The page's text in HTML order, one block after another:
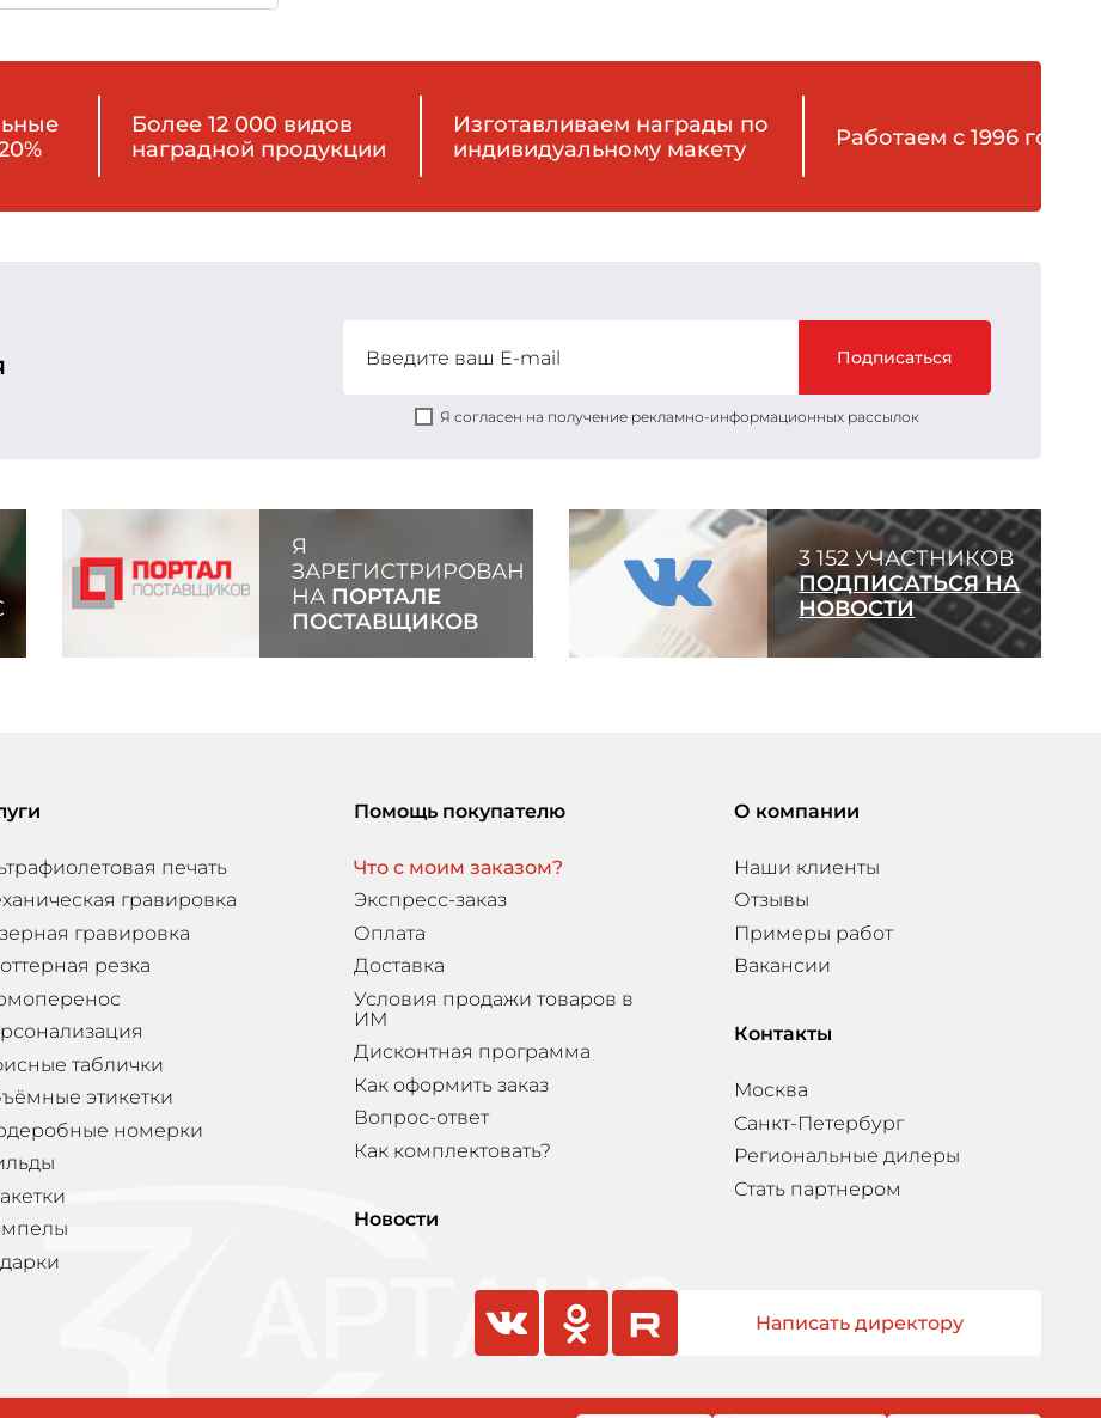
Более 12 000 видов
наградной продукции
Изготавливаем награды по
индивидуальному макету
Работаем с 1996 года
Подписаться
Я согласен на получение рекламно-информационных рассылок
Я
ЗАРЕГИСТРИРОВАН
НА ПОРТАЛЕ
ПОСТАВЩИКОВ
3 152 УЧАСТНИКОВ
ПОДПИСАТЬСЯ НА
НОВОСТИ
печать
гравировка
гравировка
резка
таблички
этикетки
номерки
Помощь покупателю
Что с моим заказом?
Экспресс-заказ
Оплата
Доставка
Условия продажи товаров в
ИМ
Дисконтная программа
Как оформить заказ
Вопрос-ответ
Как комплектовать?
Новости
О компании
Наши клиенты
Отзывы
Примеры работ
Вакансии
Контакты
Москва
Санкт-Петербург
Региональные дилеры
Стать партнером
vkontakteodnoklasniki rutube
Написать директору